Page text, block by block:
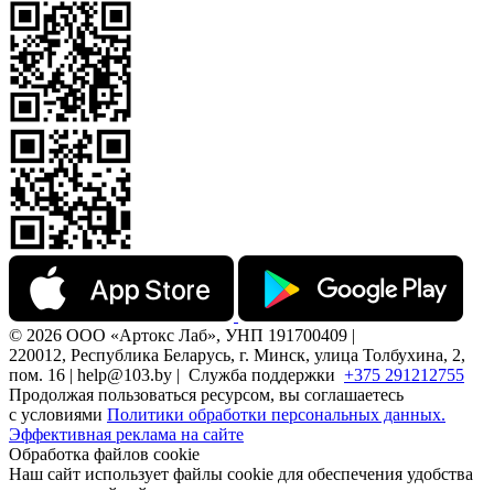
© 2026 ООО «Артокс Лаб», УНП 191700409 |
220012, Республика Беларусь, г. Минск, улица Толбухина, 2,
пом. 16 | help@103.by | Служба поддержки +375 291212755
Продолжая пользоваться ресурсом, вы соглашаетесь
с условиями Политики обработки персональных данных.
Эффективная реклама на сайте
Обработка файлов cookie
Наш сайт использует файлы cookie для обеспечения удобства